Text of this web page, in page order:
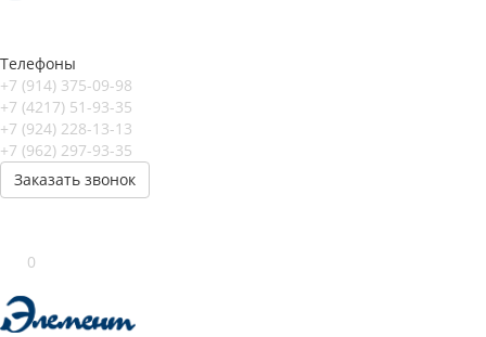
Телефоны
+7 (914) 375-09-98
+7 (4217) 51-93-35
+7 (924) 228-13-13
+7 (962) 297-93-35
Заказать звонок
0